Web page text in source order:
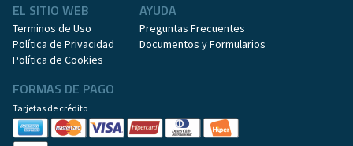
EL SITIO WEB
Terminos de Uso
Política de Privacidad
Política de Cookies
AYUDA
Preguntas Frecuentes
Documentos y Formularios
FORMAS DE PAGO
Tarjetas de crédito